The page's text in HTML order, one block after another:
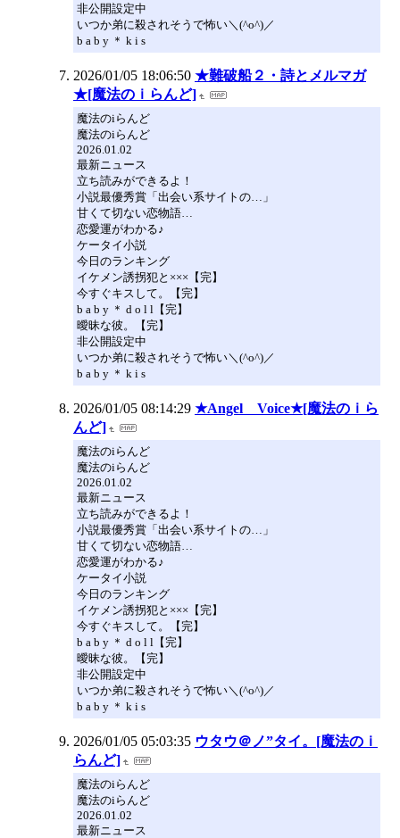
非公開設定中
いつか弟に殺されそうで怖い＼(^o^)／
b a b y ＊ k i s
2026/01/05 18:06:50 ★難破船２・詩とメルマガ
★[魔法のｉらんど]
魔法のiらんど
魔法のiらんど
2026.01.02
最新ニュース
立ち読みができるよ！
小説最優秀賞「出会い系サイトの…」
甘くて切ない恋物語…
恋愛運がわかる♪
ケータイ小説
今日のランキング
イケメン誘拐犯と×××【完】
今すぐキスして。【完】
b a b y ＊ d o l l【完】
曖昧な彼。【完】
非公開設定中
いつか弟に殺されそうで怖い＼(^o^)／
b a b y ＊ k i s
2026/01/05 08:14:29 ★Angel Voice★[魔法のｉら
んど]
魔法のiらんど
魔法のiらんど
2026.01.02
最新ニュース
立ち読みができるよ！
小説最優秀賞「出会い系サイトの…」
甘くて切ない恋物語…
恋愛運がわかる♪
ケータイ小説
今日のランキング
イケメン誘拐犯と×××【完】
今すぐキスして。【完】
b a b y ＊ d o l l【完】
曖昧な彼。【完】
非公開設定中
いつか弟に殺されそうで怖い＼(^o^)／
b a b y ＊ k i s
2026/01/05 05:03:35 ウタウ＠ノ”タイ。[魔法のｉ
らんど]
魔法のiらんど
魔法のiらんど
2026.01.02
最新ニュース